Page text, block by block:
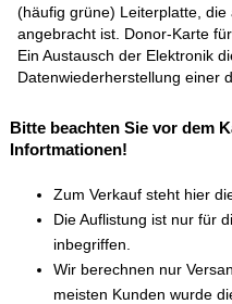
(häufig grüne) Leiterplatte,
angebracht ist. Donor-Karte
Ein Austausch der Elektronik
Datenwiederherstellung einer
Bitte beachten Sie vor dem
Infortmationen!
Zum Verkauf steht hier
Die Auflistung ist nur für
inbegriffen.
Wir berechnen nur
meisten Kunden wurde